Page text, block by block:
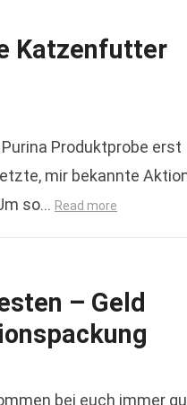
Katzenfutter
Produktprobe erst
mir bekannte
so… Read more
– Geld
bei euch immer